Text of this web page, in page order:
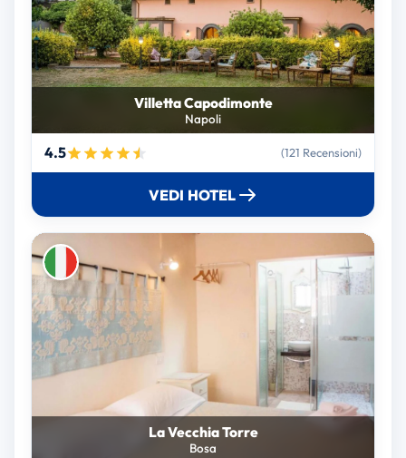
Villetta Capodimonte
Napoli
4.5 (121 Recensioni)
VEDI HOTEL
La Vecchia Torre
Bosa